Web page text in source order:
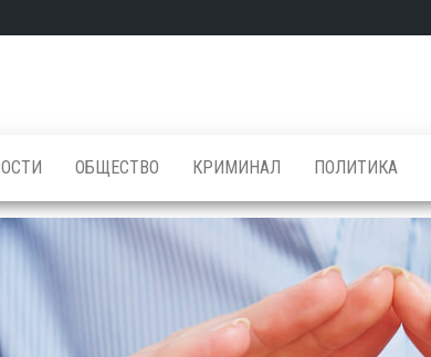
ОБЩЕСТВО КРИМИНАЛ ПОЛИТИКА